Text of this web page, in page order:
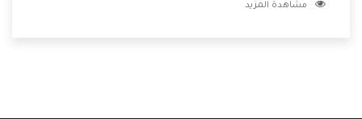
وتقدم للعملاء أقوى العروض والخصومات التى تسهل على
مشاهدة المزيد